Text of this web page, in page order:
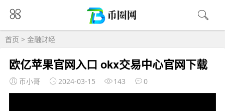
首页 > 金融财经
欧亿苹果官网入口 okx交易中心官网下载
币小哥 2024-03-15 143 0